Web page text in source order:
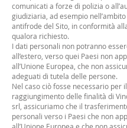
comunicati a forze di polizia o
giudiziaria, ad esempio
antifrode del Sito, in conformità
qualora richiesto.
I dati personali non potranno
all’estero, verso quei Paesi non
all’Unione Europea, che non
adeguati di tutela delle persone.
Nel caso ciò fosse necessario per il
raggiungimento delle finalità di
srl, assicuriamo che il
personali verso i Paesi che non